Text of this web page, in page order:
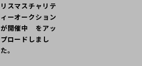
リスマスチャリテ
ィーオークション
が開催中 をアッ
プロードしまし
た。